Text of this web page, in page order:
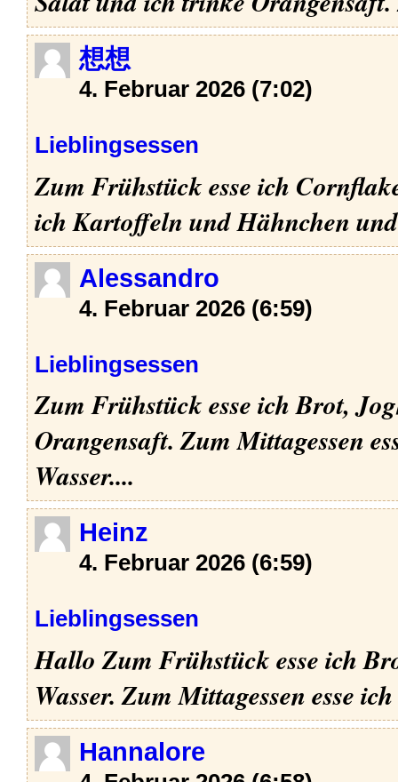
想想
4. Februar 2026 (7:02)
Lieblingsessen
Zum Frühstück esse ich
ich Kartoffeln und Hähnchen
Alessandro
4. Februar 2026 (6:59)
Lieblingsessen
Zum Frühstück esse ich Brot,
Orangensaft. Zum Mittagessen
Wasser....
Heinz
4. Februar 2026 (6:59)
Lieblingsessen
Hallo Zum Frühstück esse ich
Wasser. Zum Mittagessen esse
Hannalore